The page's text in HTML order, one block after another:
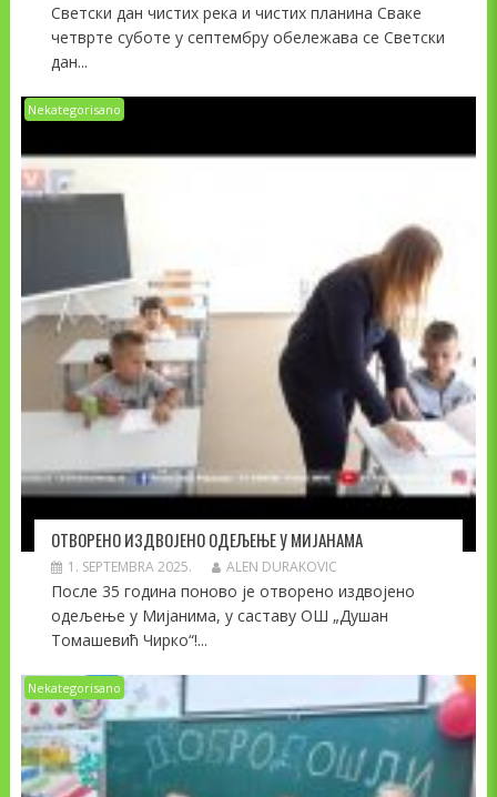
Светски дан чистих река и чистих планина Сваке
четврте суботе у септембру обележава се Светски
дан...
Nekategorisano
ОТВОРЕНО ИЗДВОЈЕНО ОДЕЉЕЊЕ У МИЈАНАМА
1. SEPTEMBRA 2025. ALEN DURAKOVIC
После 35 година поново је отворено издвојено
одељење у Мијанима, у саставу ОШ „Душан
Томашевић Чирко“!...
Nekategorisano